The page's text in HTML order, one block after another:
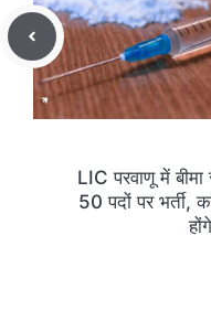
LIC परवाणू में
50 पदों पर भर्ती,